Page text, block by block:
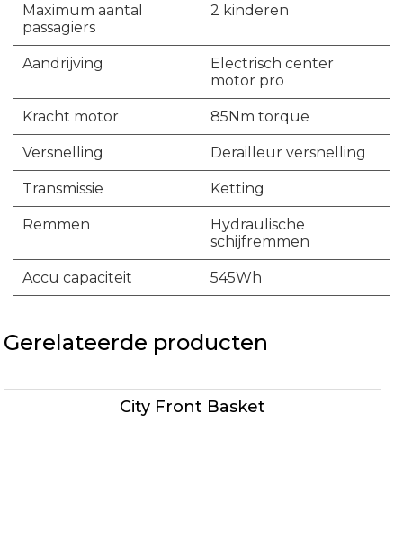
Maximum aantal
passagiers
2 kinderen
Aandrijving
Electrisch center
motor pro
Kracht motor 85Nm torque
Versnelling Derailleur versnelling
Transmissie Ketting
Remmen
Hydraulische
schijfremmen
Accu capaciteit 545Wh
Gerelateerde producten
City Front Basket